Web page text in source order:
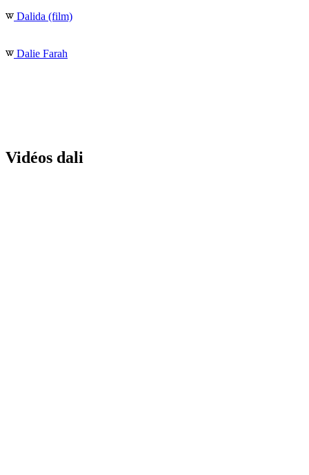
Dalida (film)
Dalie Farah
Vidéos dali